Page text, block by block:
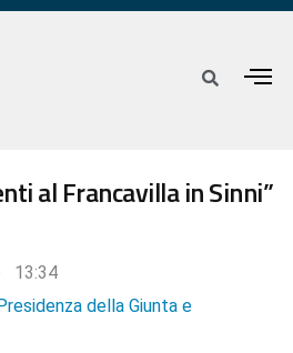
al Francavilla in Sinni”
13:34
Presidenza della Giunta e